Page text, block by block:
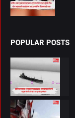
POPULAR POSTS